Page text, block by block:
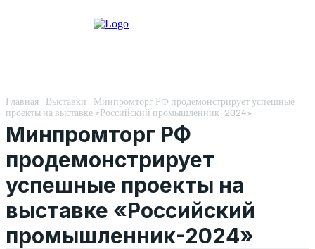
Главная Выставки
Минпромторг РФ продемонстрирует успешные
проекты на выставке «Российский промышленник-2024»
Минпромторг РФ
продемонстрирует
успешные проекты на
выставке «Российский
промышленник-2024»